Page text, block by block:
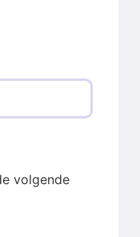
volgende